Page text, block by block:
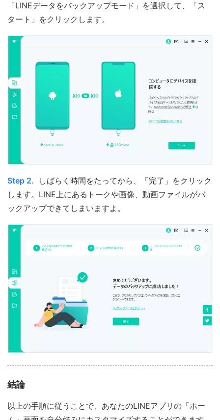
「LINEデータをバックアップモード」を選択して、「ス
タート」をクリックします。
Step 2.
しばらく時間をたってから、「完了」をクリック
します。LINE上にあるトークや画像、動画ファイルがバ
ックアップできてしまいますよ。
結論
以上の手順に従うことで、あなたのLINEアプリの「ホー